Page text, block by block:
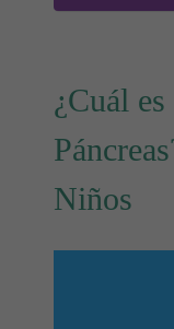
¿Cuál
Niños